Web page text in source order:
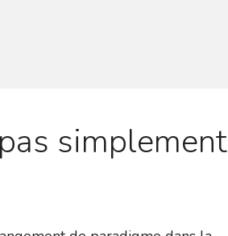
simplement